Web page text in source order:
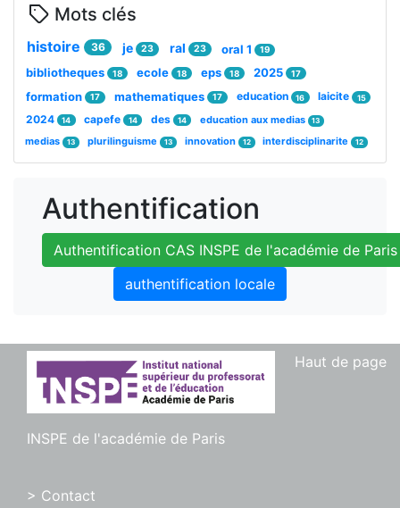
Authentification
Authentification CAS INSPE de l'académie de Paris
authentification locale
Mots clés
histoire 36 je 23 ral 23 oral 1 19
bibliotheques 18 ecole 18 eps 18 2025 17
formation 17 mathematiques 17 education 16 laicite 15
2024 14 capefe 14 des 14 education aux medias 13
medias 13 plurilinguisme 13 innovation 12 interdisciplinarite 12
Haut de page
INSPE de l'académie de Paris
> Contact